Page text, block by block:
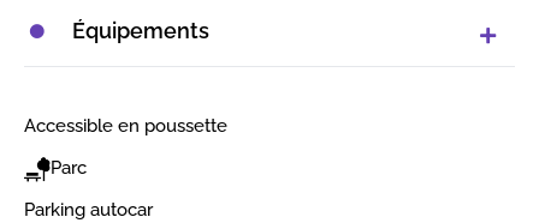
Équipements
Accessible en poussette
Parc
Parking autocar